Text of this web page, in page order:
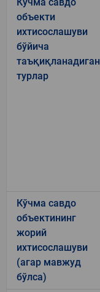
объекти
ихтисослашуви
бўйича
таъқиқланадиган
турлар
Кўчма савдо
объектининг
жорий
ихтисослашуви
(агар мавжуд
бўлса)